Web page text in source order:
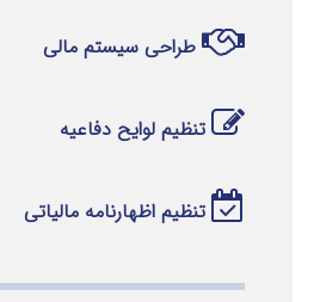
طراحی سیستم مالی
تنظیم لوایح دفاعیه
تنظیم اظهارنامه مالیاتی